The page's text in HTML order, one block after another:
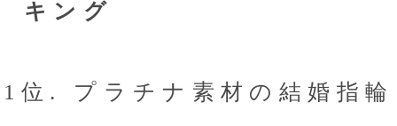
キング
1位. プラチナ素材の結婚指輪